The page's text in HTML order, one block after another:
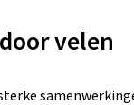
velen